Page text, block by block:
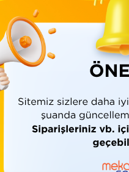
Ürün Bilgisi